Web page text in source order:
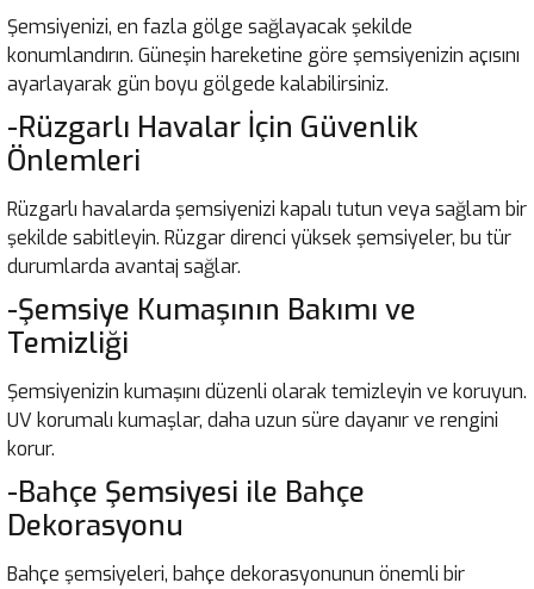
Şemsiyenizi, en fazla gölge sağlayacak şekilde
konumlandırın. Güneşin hareketine göre şemsiyenizin açısını
ayarlayarak gün boyu gölgede kalabilirsiniz.
-Rüzgarlı Havalar İçin Güvenlik
Önlemleri
Rüzgarlı havalarda şemsiyenizi kapalı tutun veya sağlam bir
şekilde sabitleyin. Rüzgar direnci yüksek şemsiyeler, bu tür
durumlarda avantaj sağlar.
-Şemsiye Kumaşının Bakımı ve
Temizliği
Şemsiyenizin kumaşını düzenli olarak temizleyin ve koruyun.
UV korumalı kumaşlar, daha uzun süre dayanır ve rengini
korur.
-Bahçe Şemsiyesi ile Bahçe
Dekorasyonu
Bahçe şemsiyeleri, bahçe dekorasyonunun önemli bir